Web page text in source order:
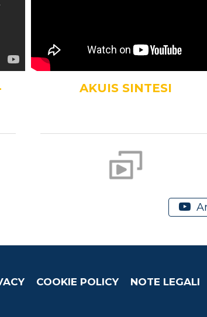
AKUIS SINTESI
COOKIE POLICY NOTE LEGALI